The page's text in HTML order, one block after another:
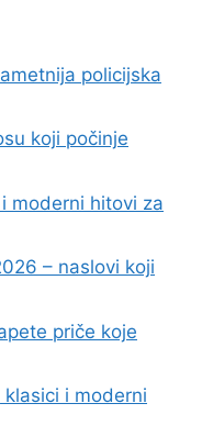
policijska
koji počinje
moderni hitovi za
– naslovi koji
priče koje
i moderni